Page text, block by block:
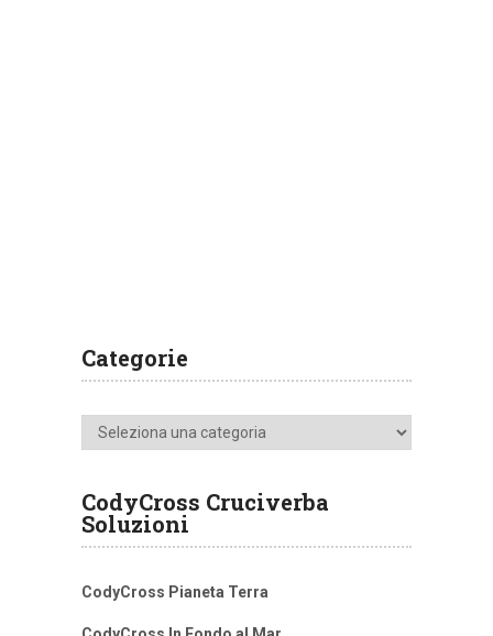
Categorie
Categorie
CodyCross Cruciverba
Soluzioni
CodyCross Pianeta Terra